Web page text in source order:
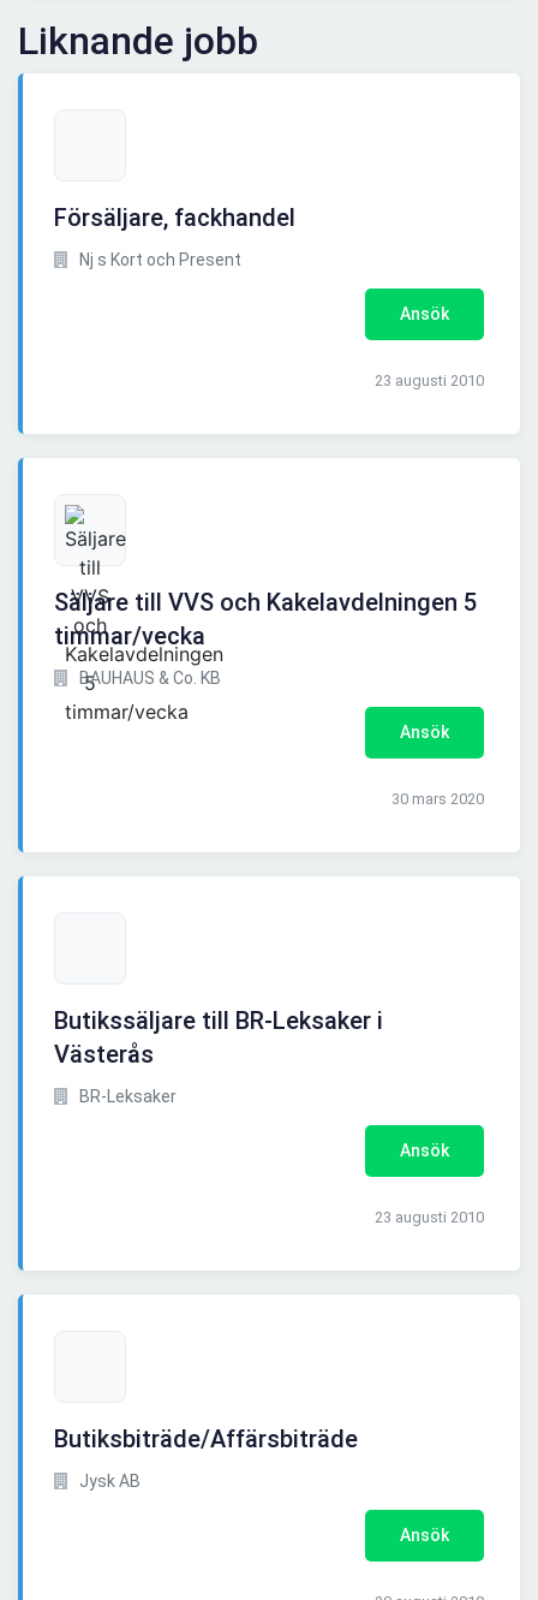
Liknande jobb
Försäljare, fackhandel
Nj s Kort och Present
Ansök
23 augusti 2010
Säljare till VVS och Kakelavdelningen 5
timmar/vecka
BAUHAUS & Co. KB
Ansök
30 mars 2020
Butikssäljare till BR-Leksaker i
Västerås
BR-Leksaker
Ansök
23 augusti 2010
Butiksbiträde/Affärsbiträde
Jysk AB
Ansök